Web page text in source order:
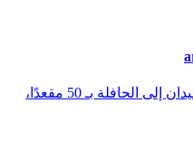
فئات مركبات قابلة للضبط، من السيدان إلى الحافلة بـ 50 مقعدًا،